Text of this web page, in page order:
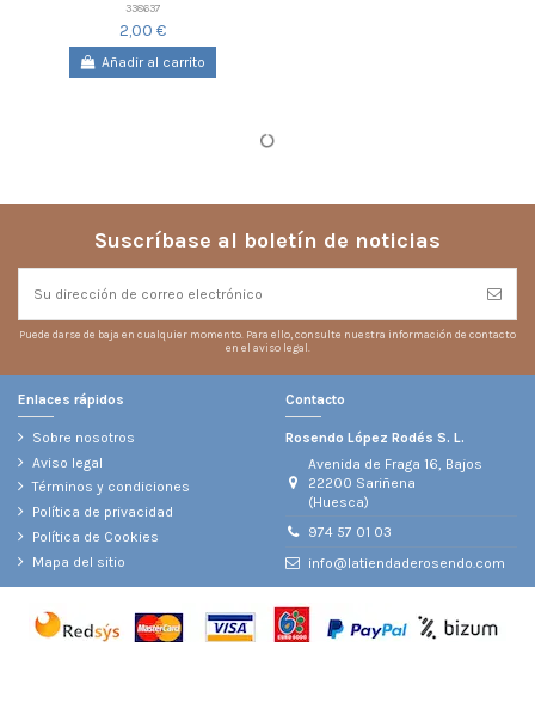
338637
2,00 €
Añadir al carrito
Suscríbase al boletín de noticias
Puede darse de baja en cualquier momento. Para ello, consulte nuestra información de contacto
en el aviso legal.
Enlaces rápidos
Sobre nosotros
Aviso legal
Términos y condiciones
Política de privacidad
Política de Cookies
Mapa del sitio
Contacto
Rosendo López Rodés S. L.
Avenida de Fraga 16, Bajos
22200 Sariñena
(Huesca)
974 57 01 03
info@latiendaderosendo.com